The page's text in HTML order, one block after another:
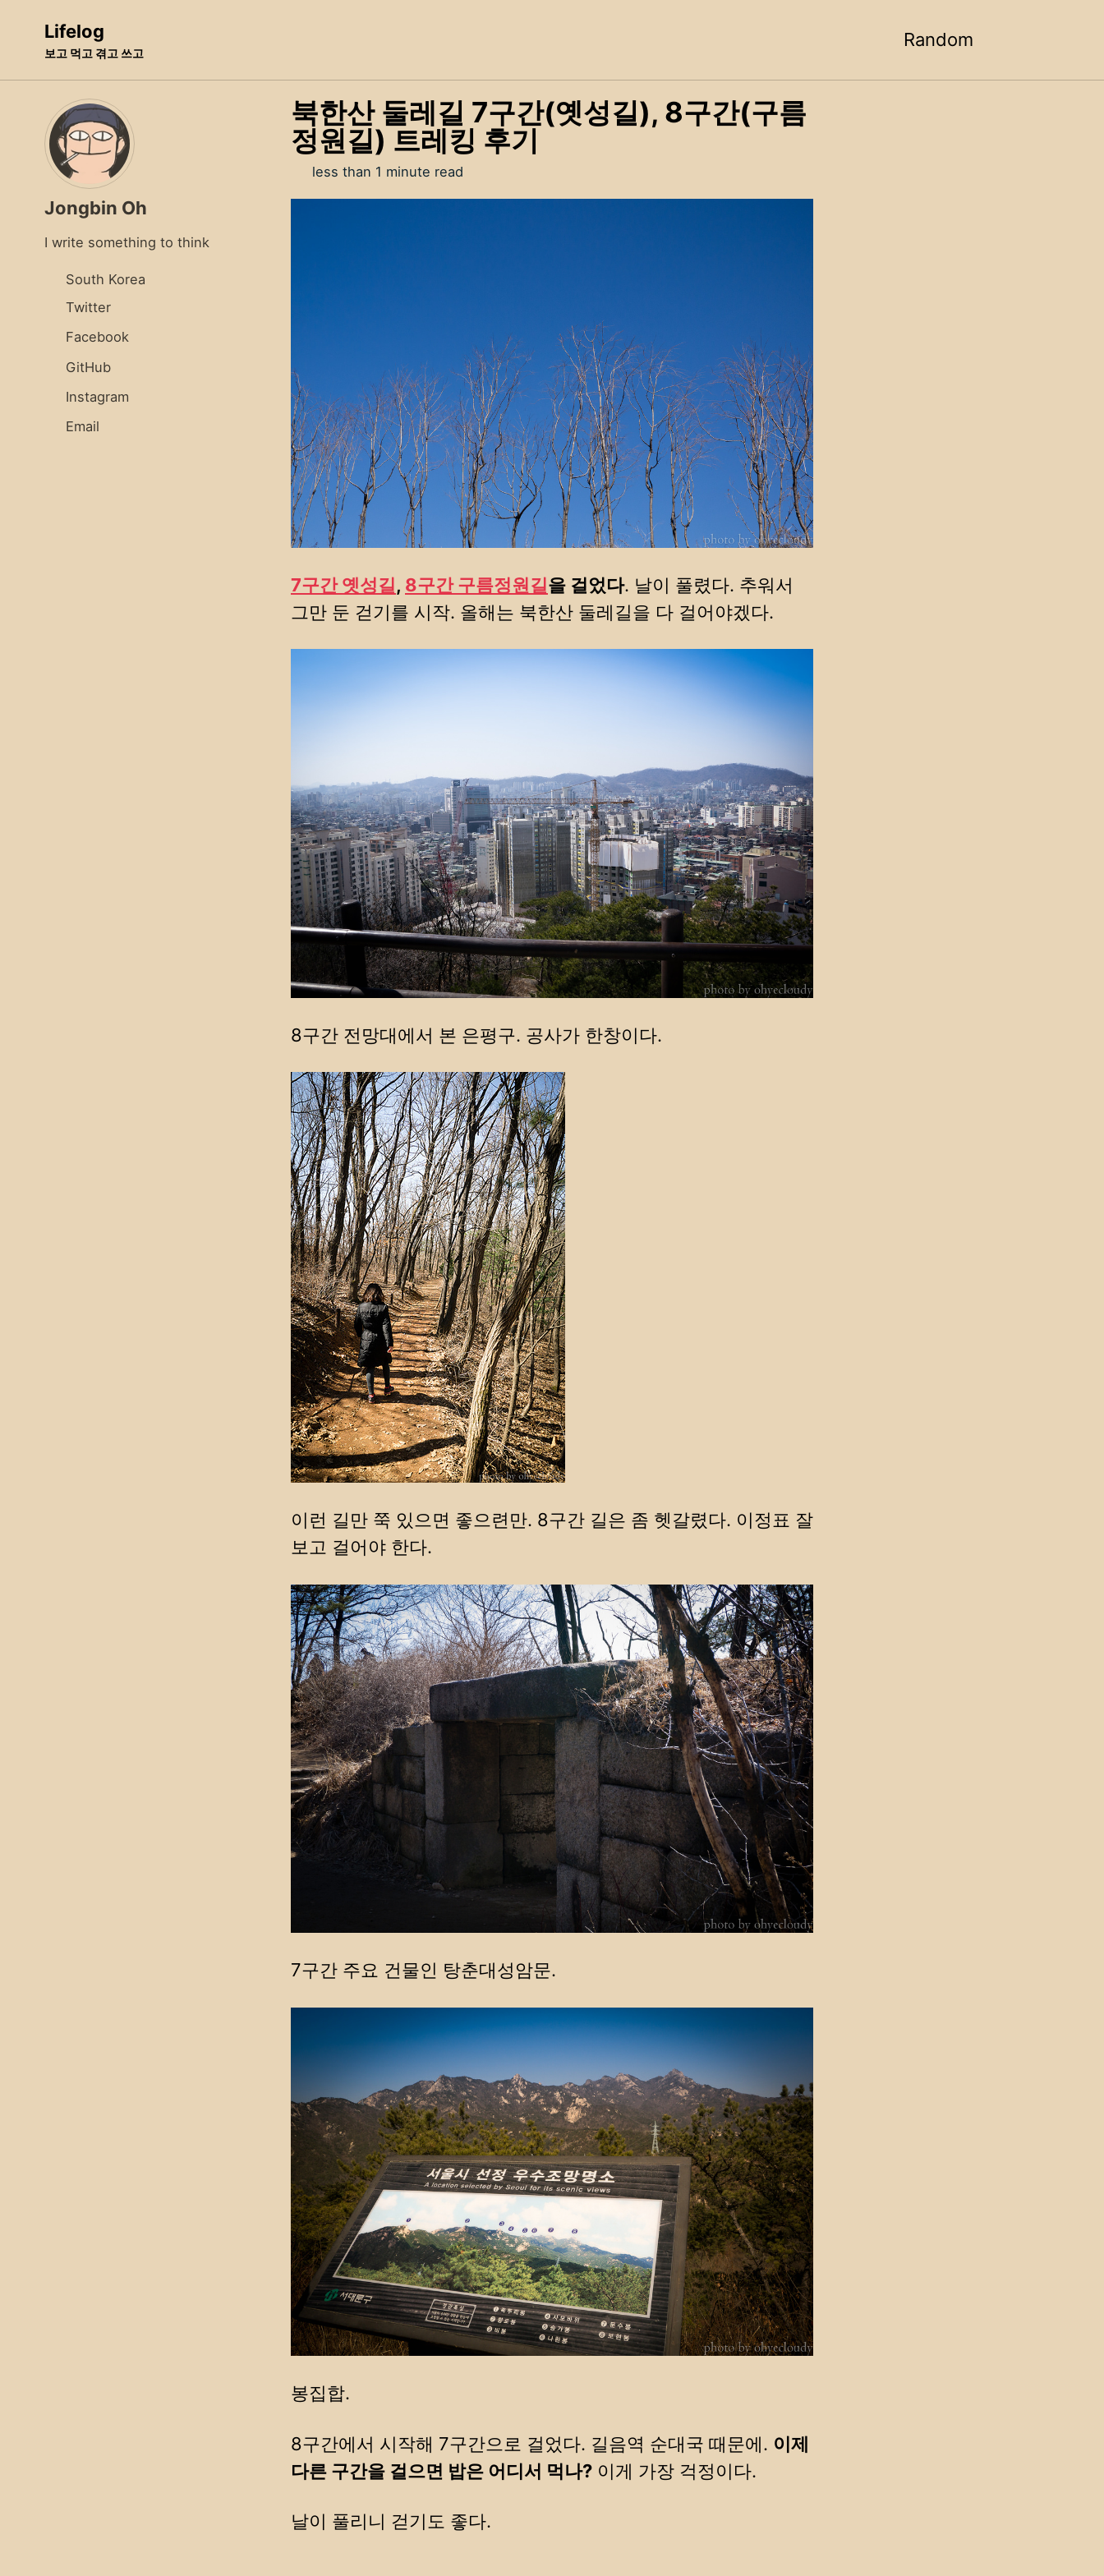
navigation
Lifelog
보고 먹고 겪고 쓰고
Random
Jongbin Oh
I write something to think
South Korea
Twitter
Facebook
GitHub
Instagram
Email
북한산 둘레길 7구간(옛성길), 8구간(구름
정원길) 트레킹 후기
less than 1 minute read
7구간 옛성길, 8구간 구름정원길을 걸었다. 날이 풀렸다. 추워서
그만 둔 걷기를 시작. 올해는 북한산 둘레길을 다 걸어야겠다.
8구간 전망대에서 본 은평구. 공사가 한창이다.
이런 길만 쭉 있으면 좋으련만. 8구간 길은 좀 헷갈렸다. 이정표 잘
보고 걸어야 한다.
7구간 주요 건물인 탕춘대성암문.
봉집합.
8구간에서 시작해 7구간으로 걸었다. 길음역 순대국 때문에. 이제
다른 구간을 걸으면 밥은 어디서 먹나? 이게 가장 걱정이다.
날이 풀리니 걷기도 좋다.